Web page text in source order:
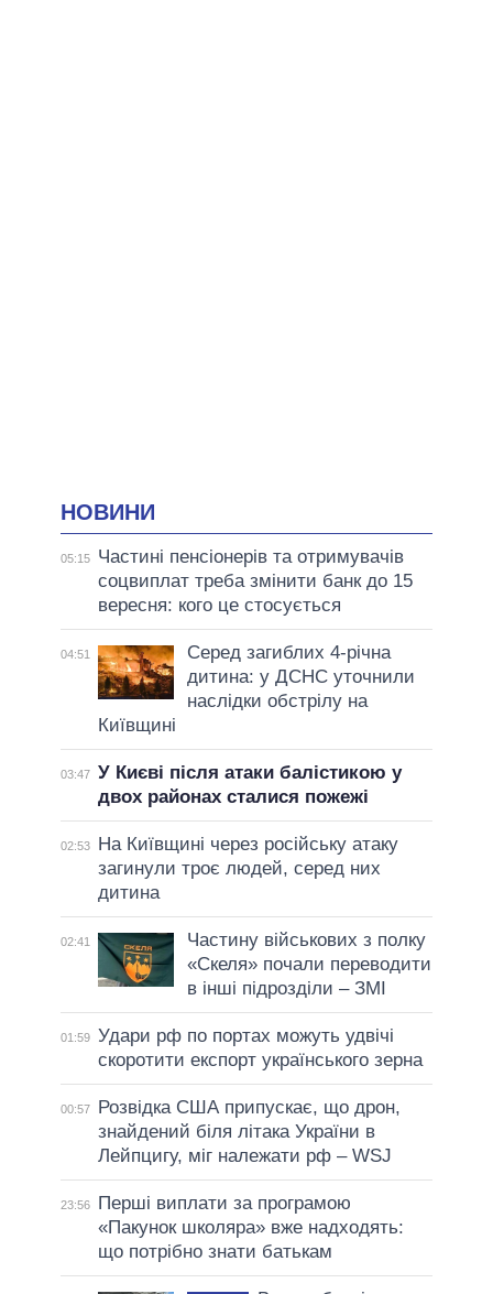
НОВИНИ
05:15
Частині пенсіонерів та отримувачів
соцвиплат треба змінити банк до 15
вересня: кого це стосується
04:51
Серед загиблих 4-річна
дитина: у ДСНС уточнили
наслідки обстрілу на
Київщині
03:47 У Києві після атаки балістикою у
двох районах сталися пожежі
02:53
На Київщині через російську атаку
загинули троє людей, серед них
дитина
02:41
Частину військових з полку
«Скеля» почали переводити
в інші підрозділи – ЗМІ
01:59 Удари рф по портах можуть удвічі
скоротити експорт українського зерна
00:57
Розвідка США припускає, що дрон,
знайдений біля літака України в
Лейпцигу, міг належати рф – WSJ
23:56
Перші виплати за програмою
«Пакунок школяра» вже надходять:
що потрібно знати батькам